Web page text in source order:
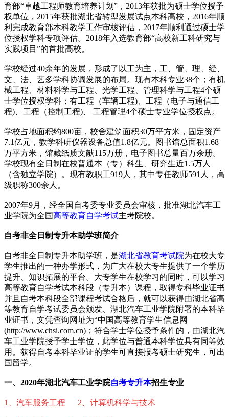
育部“卓越工程师教育培养计划”，2013年获批为硕士学位授予
权单位，2015年获批湖北省转型发展试点本科高校，2016年顺
利完成教育部本科教学工作审核评估，2017年顺利通过硕士学
位授权学科专项评估。2018年入选教育部“高校新工科研究与
实践项目”的首批高校。
学校经过40余年的发展，形成了以工为主，工、管、理、经、
文、法、艺多学科协调发展的布局。现有本科专业38个；有机
械工程、材料科学与工程、光学工程、管理科学与工程4个硕
士学位授权学科；有工程（车辆工程)、工程（电子与通信工
程)、工程（控制工程)、 工程管理4个硕士专业学位授权点。
学校占地面积约800亩，校舍建筑面积30万平方米，固定资产
7.1亿元，教学科研仪器设备总值1.8亿元。图书馆总面积1.68
万平方米，馆藏纸质文献115万册，电子图书总量百万余册。
学校现有全日制在校普通本（专）科生、研究生近1.5万人
（含独立学院）。现有教职工919人，其中专任教师591人，高
级职称300余人。
2007年9月，经全国自考委专业委员会审核，批准湖北汽车工
业学院为全国高等教育自学考试主考院校。
自考非全日制专升本助学班简介
自考非全日制专升本助学班，是湖北省教育考试院为在校大专
学生推出的一种办学形式，为广大在校大专生提供了一个学历
提升、知识拓展的平台。大专学生在校学习的同时，可以学习
高等教育自学考试本科段（专升本）课程，取得专科毕业证书
并且自考本科段全部课程考试合格后，就可以获得由湖北省高
等教育自学考试委员会颁发、湖北汽车工业学院附署的本科毕
业证书，文凭查询网址为“中国高等教育学生信息网
(http://www.chsi.com.cn)；符合学士学位授予条件的，由湖北汽
车工业学院授予学士学位，此学位与普通本科学位具有同等效
用。获得自考本科毕业证的学生可直接报考硕士研究生，可出
国留学。
一、 2020年湖北汽车工业学院自考专升本招生专业
1、汽车服务工程 2、计算机科学与技术